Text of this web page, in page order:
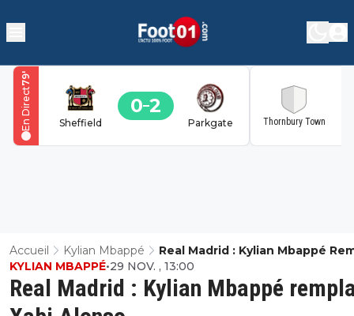
Sheffield
0 2
Parkgate
79
'
En Direct Thornbury Town
Accueil Kylian Mbappé
Real Madrid : Kylian Mbappé
Xabi Alonso
Real Madrid : Kylian Mbappé
KYLIAN MBAPPÉ•29 NOV. , 13:00